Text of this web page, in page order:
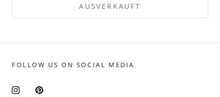
AUSVERKAUFT
FOLLOW US ON SOCIAL MEDIA